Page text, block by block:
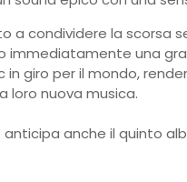
a condividere la scorsa
immediatamente una
giro per il mondo,
loro nuova musica.
anticipa anche il quinto